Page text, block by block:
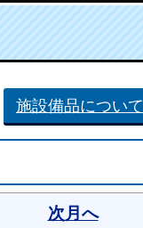
施設備品について
次月へ